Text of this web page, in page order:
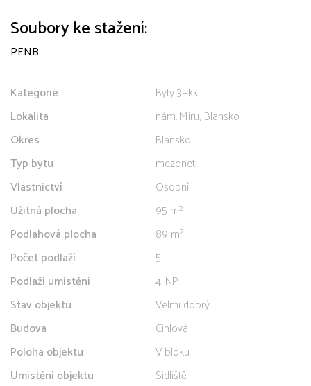
Soubory ke stažení:
PENB
Kategorie
Byty 3+kk
Lokalita
nám. Míru, Blansko
Okres
Blansko
Typ bytu
mezonet
Vlastnictví
Osobní
Užitná plocha
95 m²
Podlahová plocha
89 m²
Počet podlaží
5
Podlaží umístění
4. NP
Stav objektu
Velmi dobrý
Budova
Cihlová
Poloha objektu
V bloku
Umístění objektu
Sídliště